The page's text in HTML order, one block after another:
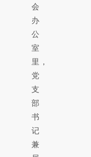
会
办
公
室
里，
党
支
部
书
记
兼